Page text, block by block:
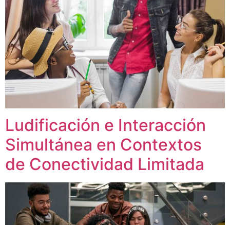
Ludificación e Interacción
Simultánea en Contextos
de Conectividad Limitada